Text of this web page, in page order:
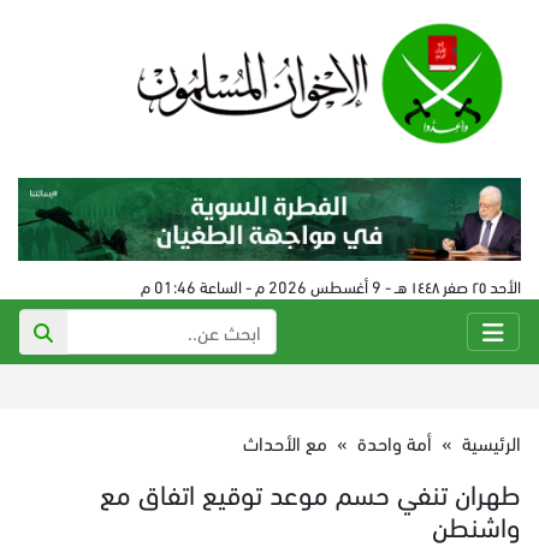
الأحد ٢٥ صفر ١٤٤٨ هـ - 9 أغسطس 2026 م - الساعة 01:46 م
الرئيسية » أمة واحدة » مع الأحداث
طهران تنفي حسم موعد توقيع اتفاق مع
واشنطن